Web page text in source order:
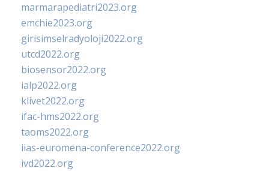
marmarapediatri2023.org
emchie2023.org
girisimselradyoloji2022.org
utcd2022.org
biosensor2022.org
ialp2022.org
klivet2022.org
ifac-hms2022.org
taoms2022.org
iias-euromena-conference2022.org
ivd2022.org